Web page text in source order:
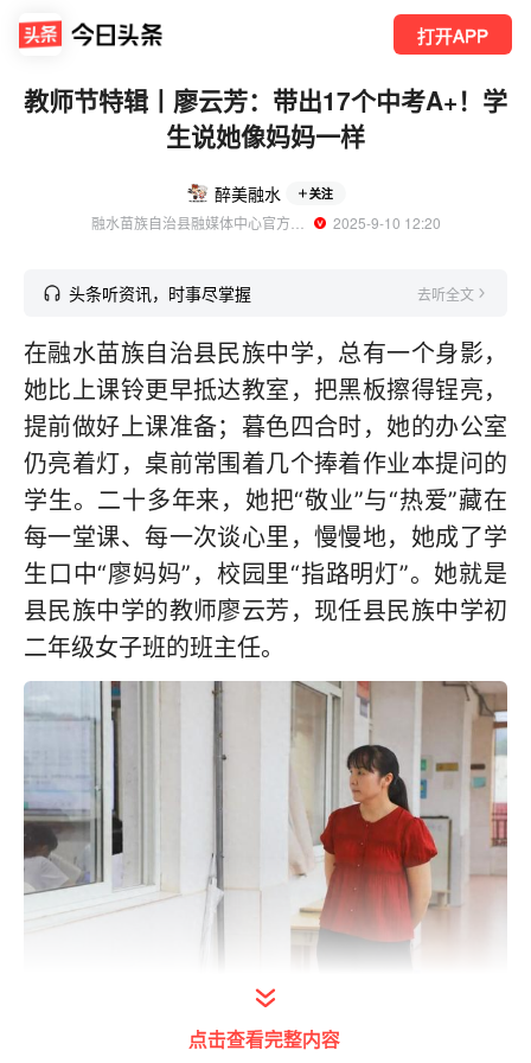
打开APP
教师节特辑丨廖云芳：带出17个中考A+！学
生说她像妈妈一样
醉美融水 关注
  2025-9-10 12:20
头条听资讯，时事尽掌握 去听全文
在融水苗族自治县民族中学，总有一个身影，
她比上课铃更早抵达教室，把黑板擦得锃亮，
提前做好上课准备；暮色四合时，她的办公室
仍亮着灯，桌前常围着几个捧着作业本提问的
学生。二十多年来，她把“敬业”与“热爱”藏在
每一堂课、每一次谈心里，慢慢地，她成了学
生口中“廖妈妈”，校园里“指路明灯”。她就是
县民族中学的教师廖云芳，现任县民族中学初
二年级女子班的班主任。
廖云芳日常巡堂点击查看完整内容